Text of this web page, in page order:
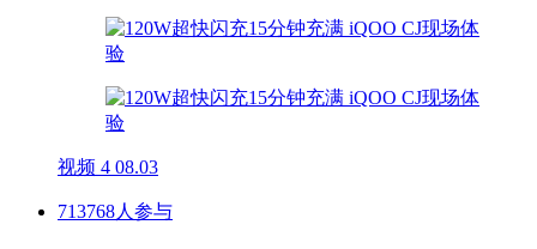
视频 4 08.03
713768人参与